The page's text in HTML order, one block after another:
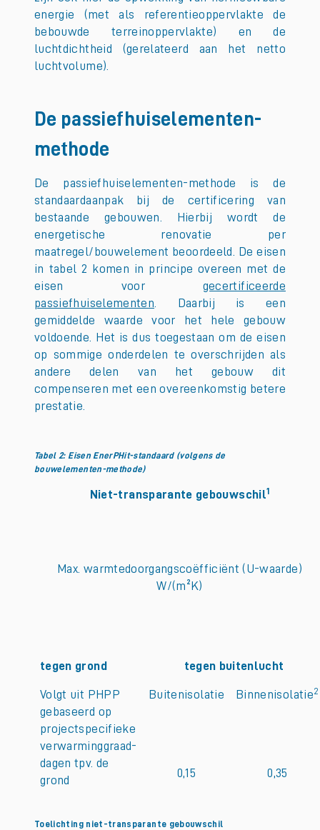
energie (met als referentieoppervlakte de
bebouwde terreinoppervlakte) en de
luchtdichtheid (gerelateerd aan het netto
luchtvolume).
De passiefhuiselementen-
methode
De passiefhuiselementen-methode is de
standaardaanpak bij de certificering van
bestaande gebouwen. Hierbij wordt de
energetische renovatie per
maatregel/bouwelement beoordeeld. De eisen
in tabel 2 komen in principe overeen met de
eisen voor gecertificeerde
passiefhuiselementen . Daarbij is een
gemiddelde waarde voor het hele gebouw
voldoende. Het is dus toegestaan om de eisen
op sommige onderdelen te overschrijden als
andere delen van het gebouw dit
compenseren met een overeenkomstig betere
prestatie.
Tabel 2: Eisen EnerPHit-standaard (volgens de
bouwelementen-methode)
Niet-transparante gebouwschil1
Max. warmtedoorgangscoëfficiënt (U-waarde)
W/(m²K)
tegen grond tegen buitenlucht
Volgt uit PHPP
gebaseerd op
projectspecifieke
verwarminggraad-
dagen tpv. de
grond
Buitenisolatie Binnenisolatie2
0,15 0,35
Toelichting niet-transparante gebouwschil